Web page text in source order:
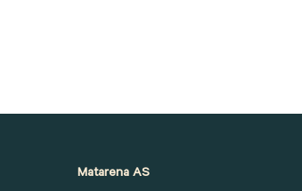
Matarena AS